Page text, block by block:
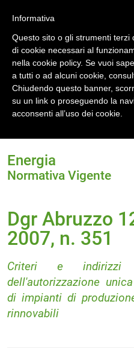
Home Normativa energetica
Normativa Vigente
Energia
Normativa Vigente
Dgr Abruzzo
2007, n. 351
Criteri e
dell'autorizzazione
di impianti di
rinnovabili
Informativa
Questo sito o gli strumenti terzi
di cookie necessari al
nella cookie policy. Se vuoi
a tutti o ad alcuni cookie,
Chiudendo questo banner,
su un link o proseguendo la
acconsenti all’uso dei cookie.